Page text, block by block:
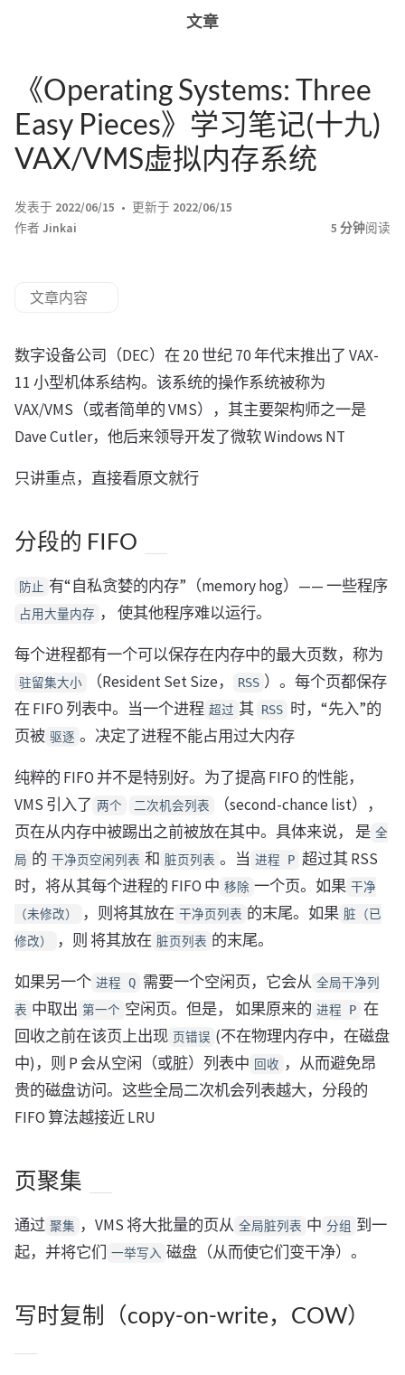
文章
《Operating Systems: Three
Easy Pieces》学习笔记(十九)
VAX/VMS虚拟内存系统
发表于 2022/06/15 更新于 2022/06/15
作者 Jinkai 5 分钟阅读
文章内容
数字设备公司（DEC）在 20 世纪 70 年代末推出了 VAX-
11 小型机体系结构。该系统的操作系统被称为
VAX/VMS（或者简单的 VMS），其主要架构师之一是
Dave Cutler，他后来领导开发了微软 Windows NT
只讲重点，直接看原文就行
分段的 FIFO
防止 有“自私贪婪的内存”（memory hog）—— 一些程序
占用大量内存 ， 使其他程序难以运行。
每个进程都有一个可以保存在内存中的最大页数，称为
驻留集大小 （Resident Set Size， RSS ）。每个页都保存
在 FIFO 列表中。当一个进程 超过 其 RSS 时，“先入”的
页被 驱逐 。决定了进程不能占用过大内存
纯粹的 FIFO 并不是特别好。为了提高 FIFO 的性能，
VMS 引入了 两个 二次机会列表
（second-chance list），
页在从内存中被踢出之前被放在其中。具体来说， 是 全
局 的 干净页空闲列表 和 脏页列表 。当 进程 P 超过其 RSS
时，将从其每个进程的 FIFO 中 移除 一个页。如果 干净
（未修改）
，则将其放在 干净页列表 的末尾。如果 脏（已
修改）
，则 将其放在 脏页列表 的末尾。
如果另一个 进程 Q 需要一个空闲页，它会从 全局干净列
表 中取出 第一个 空闲页。但是， 如果原来的 进程 P 在
回收之前在该页上出现 页错误 (不在物理内存中，在磁盘
中)，则 P 会从空闲（或脏）列表中 回收 ，从而避免昂
贵的磁盘访问。这些全局二次机会列表越大，分段的
FIFO 算法越接近 LRU
页聚集
通过 聚集 ，VMS 将大批量的页从 全局脏列表 中 分组 到一
起，并将它们 一举写入 磁盘（从而使它们变干净）。
写时复制（copy-on-write，COW）